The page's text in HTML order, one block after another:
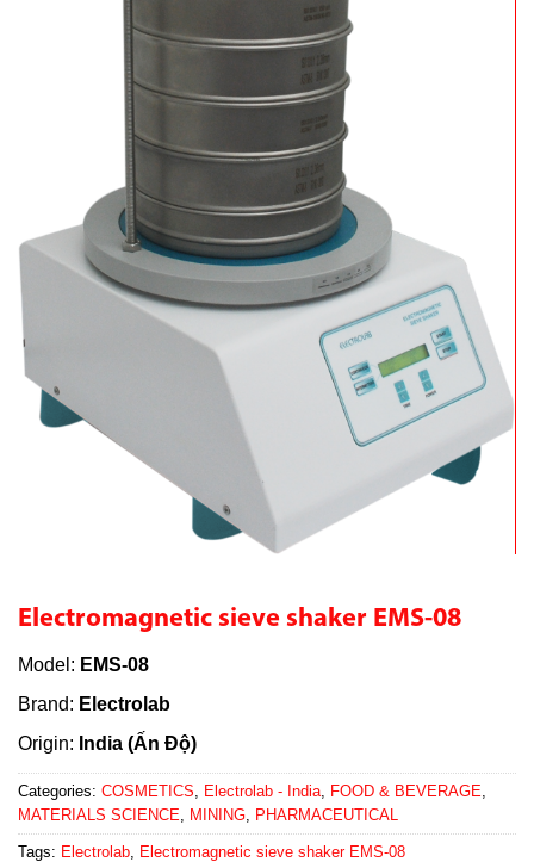
Electromagnetic sieve shaker EMS-08
Model: EMS-08
Brand: Electrolab
Origin: India (Ấn Độ)
Categories: COSMETICS Electrolab - India FOOD & BEVERAGE
MATERIALS SCIENCE
MINING PHARMACEUTICAL
Tags: Electrolab Electromagnetic sieve shaker EMS-08